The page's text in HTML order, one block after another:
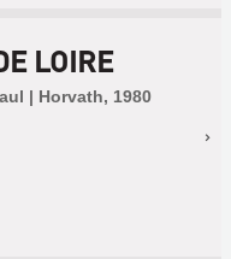
LOIRE
| Horvath, 1980